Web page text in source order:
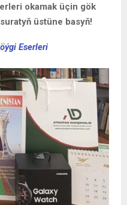
okamak üçin gök
üstüne basyň!
Eserleri